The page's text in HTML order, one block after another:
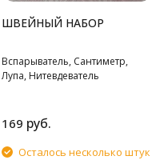
ШВЕЙНЫЙ НАБОР
Вспарыватель, Сантиметр,
Лупа, Нитевдеватель
169 руб.
Осталось несколько штук